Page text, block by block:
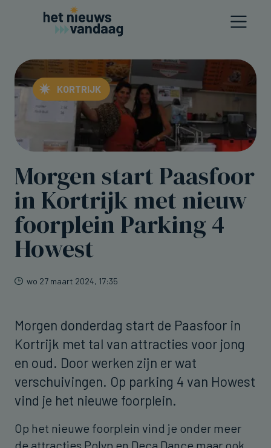
KORTRIJK
Morgen start Paasfoor
in Kortrijk met nieuw
foorplein Parking 4
Howest
wo 27 maart 2024, 17:35
Morgen donderdag start de Paasfoor in
Kortrijk met tal van attracties voor jong
en oud. Door werken zijn er wat
verschuivingen. Op parking 4 van Howest
vind je het nieuwe foorplein.
Op het nieuwe foorplein vind je onder meer